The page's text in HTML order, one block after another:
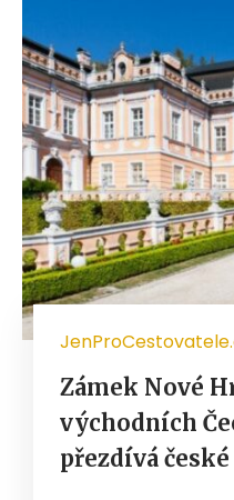
Zámek Nové
východních
přezdívá